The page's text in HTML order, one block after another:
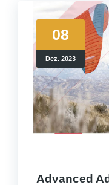
08
Dez. 2023
Advanced